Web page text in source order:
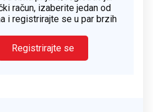
račun, izaberite jedan od
i registrirajte se u par brzih
Registrirajte se